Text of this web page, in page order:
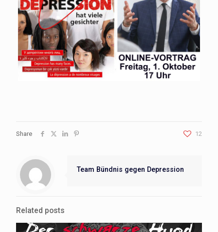
Share 12
Team Bündnis gegen Depression
Related posts